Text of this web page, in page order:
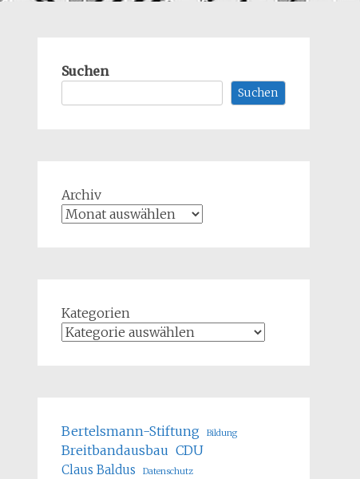
Suchen
Suchen
Archiv
Kategorien
Bertelsmann-Stiftung Bildung
Breitbandausbau CDU
Claus Baldus Datenschutz